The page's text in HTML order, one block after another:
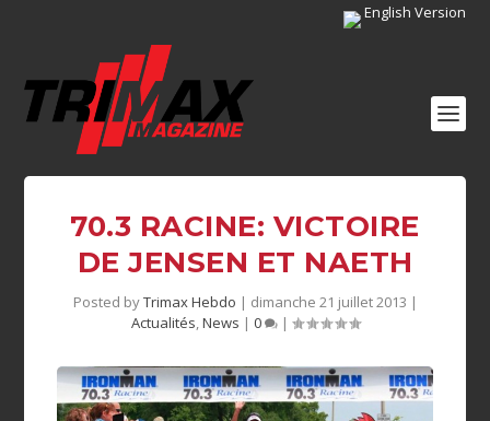
English Version
70.3 RACINE: VICTOIRE
DE JENSEN ET NAETH
Posted byTrimax Hebdo | dimanche 21 juillet 2013 |
Actualités,News | 0 |